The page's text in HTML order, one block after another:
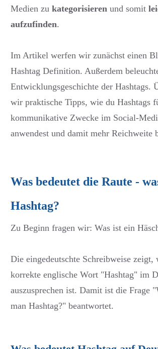
Medien zu kategorisieren und somit
aufzufinden.
Im Artikel werfen wir zunächst einen
Hashtag Definition. Außerdem
Entwicklungsgeschichte der Hashtags.
wir praktische Tipps, wie du Hashtags
kommunikative Zwecke im Social-
anwendest und damit mehr Reichweite
Was bedeutet die Raute -
Hashtag?
Zu Beginn fragen wir: Was ist ein
Die eingedeutschte Schreibweise zeigt,
korrekte englische Wort "Hashtag" im
auszusprechen ist. Damit ist die Frage
man Hashtag?" beantwortet.